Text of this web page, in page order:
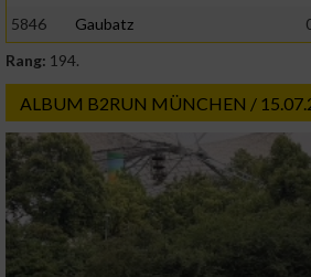
5846
Gaubatz
Rang: 194.
ALBUM B2RUN MÜNCHEN /